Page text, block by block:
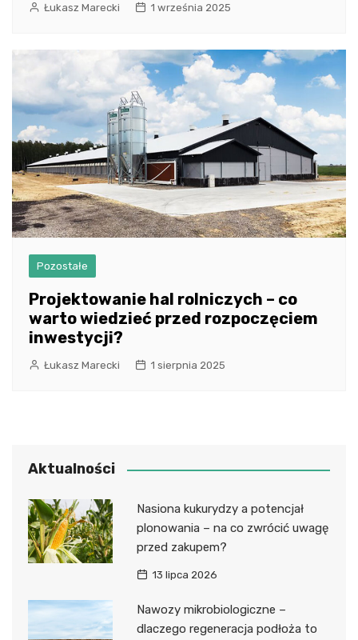
Łukasz Marecki 1 września 2025
Pozostałe
Projektowanie hal rolniczych – co
warto wiedzieć przed rozpoczęciem
inwestycji?
Łukasz Marecki 1 sierpnia 2025
Aktualności
Nasiona kukurydzy a potencjał
plonowania – na co zwrócić uwagę
przed zakupem?
13 lipca 2026
Nawozy mikrobiologiczne –
dlaczego regeneracja podłoża to